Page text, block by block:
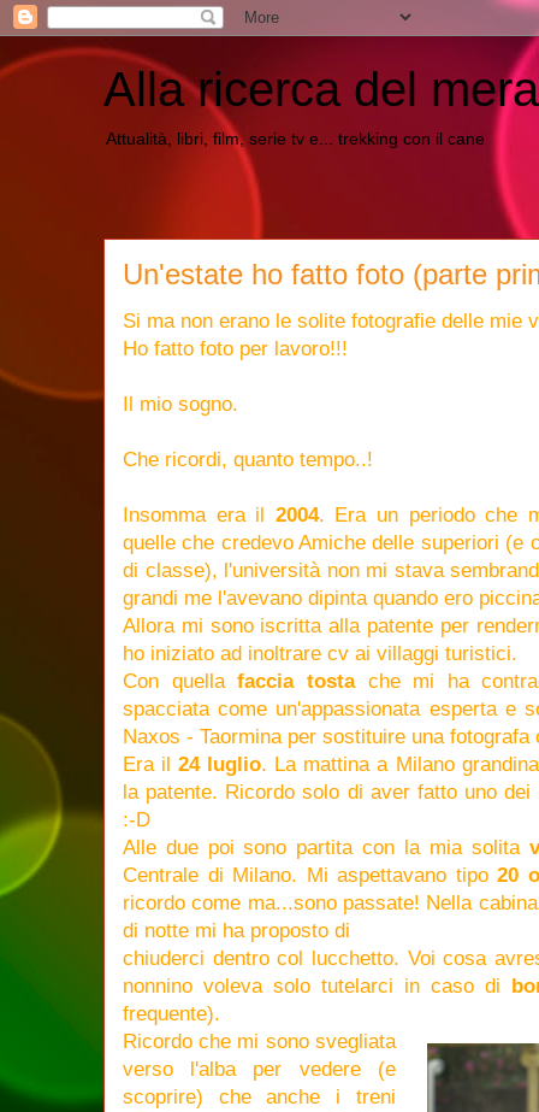
Alla ricerca del
Attualità, libri, film, serie tv e... trekking con il cane
Un'estate ho fatto foto (parte
Si ma non erano le solite fotografie delle mie
Ho fatto foto per lavoro!!!
Il mio sogno.
Che ricordi, quanto tempo..!
Insomma era il 2004. Era un periodo che
quelle che credevo Amiche delle superiori (e
di classe), l'università non mi stava
grandi me l'avevano dipinta quando ero
Allora mi sono iscritta alla patente per
ho iniziato ad inoltrare cv ai villaggi turistici.
Con quellafaccia tostache mi ha
spacciata come un'appassionata esperta e
Naxos - Taormina per sostituire una
Era il24 luglio. La mattina a Milano
la patente. Ricordo solo di aver fatto uno
:-D
Alle due poi sono partita con la mia solita
Centrale di Milano. Mi aspettavano tipo20
ricordo come ma...sono passate! Nella
di notte mi ha proposto di
chiuderci dentro col lucchetto. Voi cosa
nonnino voleva solo tutelarci in caso di
frequente).
Ricordo che mi sono svegliata
verso l'alba per vedere (e
scoprire) che anche i treni